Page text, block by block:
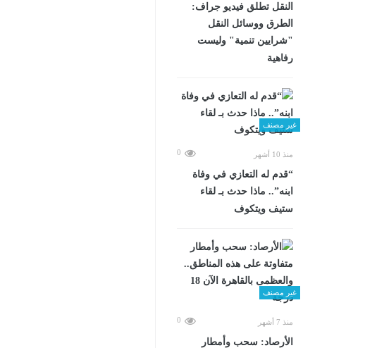
​النقل تطلق فيديو جراف:
الطرق ووسائل النقل
"شرايين تنمية" وليست
رفاهية
غير مصنف
منذ 10 أشهر 0
“قدم له التعازي في وفاة
ابنه”.. ماذا حدث بـ لقاء
ستيف ويتكوف
غير مصنف
منذ 7 أشهر 0
الأرصاد: سحب وأمطار